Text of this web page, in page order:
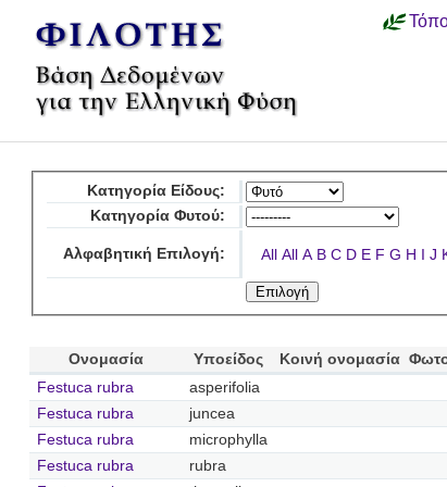
Κατηγορία Είδους:
Κατηγορία Φυτού:
Αλφαβητική Επιλογή: All All A B C D E F G H I J
Ονομασία Υποείδος Κοινή ονομασία
Festuca rubra
asperifolia
Festuca rubra
juncea
Festuca rubra
microphylla
Festuca rubra
rubra